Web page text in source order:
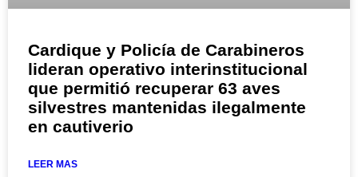
Cardique y Policía de Carabineros
lideran operativo interinstitucional
que permitió recuperar 63 aves
silvestres mantenidas ilegalmente
en cautiverio
LEER MAS